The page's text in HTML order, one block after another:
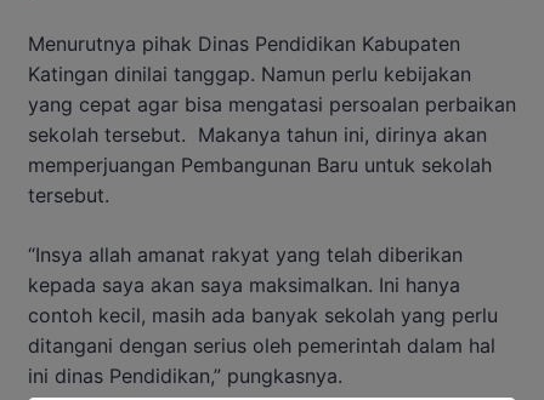
Menurutnya pihak Dinas Pendidikan Kabupaten
Katingan dinilai tanggap. Namun perlu kebijakan
yang cepat agar bisa mengatasi persoalan perbaikan
sekolah tersebut. Makanya tahun ini, dirinya akan
memperjuangan Pembangunan Baru untuk sekolah
tersebut.
“Insya allah amanat rakyat yang telah diberikan
kepada saya akan saya maksimalkan. Ini hanya
contoh kecil, masih ada banyak sekolah yang perlu
ditangani dengan serius oleh pemerintah dalam hal
ini dinas Pendidikan,” pungkasnya.